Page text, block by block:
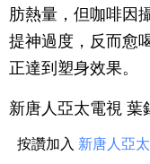
肪熱量，但咖啡因
提神過度，反而愈
正達到塑身效果。
新唐人亞太電視 葉
按讚加入 新唐人亞